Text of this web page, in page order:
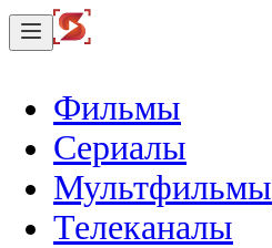
Фильмы
Сериалы
Мультфильмы
Телеканалы